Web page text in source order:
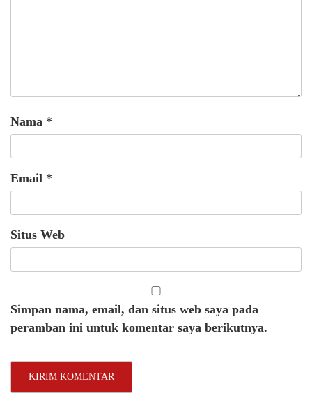
Nama *
Email *
Situs Web
Simpan nama, email, dan situs web saya pada
peramban ini untuk komentar saya berikutnya.